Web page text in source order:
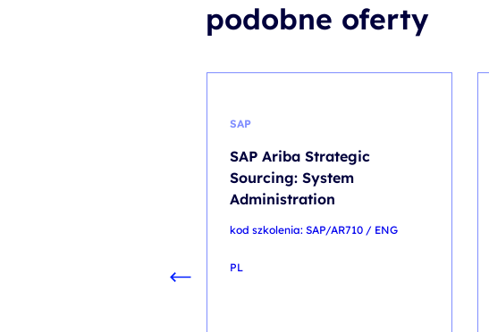
podobne oferty
SAP
SAP Ariba Strategic
Sourcing: System
Administration
kod szkolenia: SAP/AR710 / ENG
PL